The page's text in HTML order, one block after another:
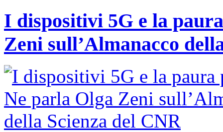
I dispositivi 5G e la
Zeni sull’Almanacco